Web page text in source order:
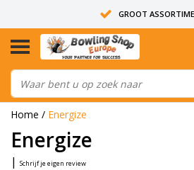
GROOT
14 DAGEN RETOUR
ALLE BOWLINGBALLEN ZIJN
Home / Energize
Energize
| Schrijf je eigen review